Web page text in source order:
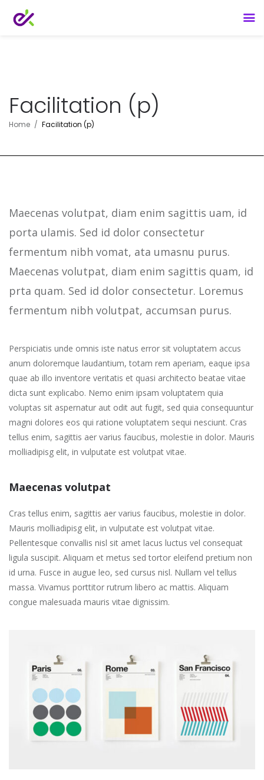
Facilitation (p)
Home Facilitation (p)
Maecenas volutpat, diam enim sagittis uam, id
porta ulamis. Sed id dolor consectetur
fermentum nibh vomat, ata umasnu purus.
Maecenas volutpat, diam enim sagittis quam, id
prta quam. Sed id dolor consectetur. Loremus
fermentum nibh volutpat, accumsan purus.
Perspiciatis unde omnis iste natus error sit voluptatem accus
anum doloremque laudantium, totam rem aperiam, eaque ipsa
quae ab illo inventore veritatis et quasi architecto beatae vitae
dicta sunt explicabo. Nemo enim ipsam voluptatem quia
voluptas sit aspernatur aut odit aut fugit, sed quia consequuntur
magni dolores eos qui ratione voluptatem sequi nesciunt. Cras
tellus enim, sagittis aer varius faucibus, molestie in dolor. Mauris
molliadipisg elit, in vulputate est volutpat vitae.
Maecenas volutpat
Cras tellus enim, sagittis aer varius faucibus, molestie in dolor.
Mauris molliadipisg elit, in vulputate est volutpat vitae.
Pellentesque convallis nisl sit amet lacus luctus vel consequat
ligula suscipit. Aliquam et metus sed tortor eleifend pretium non
id urna. Fusce in augue leo, sed cursus nisl. Nullam vel tellus
massa. Vivamus porttitor rutrum libero ac mattis. Aliquam
congue malesuada mauris vitae dignissim.